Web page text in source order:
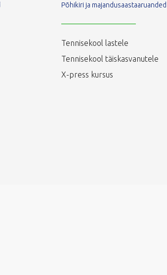
Põhikiri ja majandusaastaaruanded
Tennisekool lastele
Tennisekool täiskasvanutele
X-press kursus